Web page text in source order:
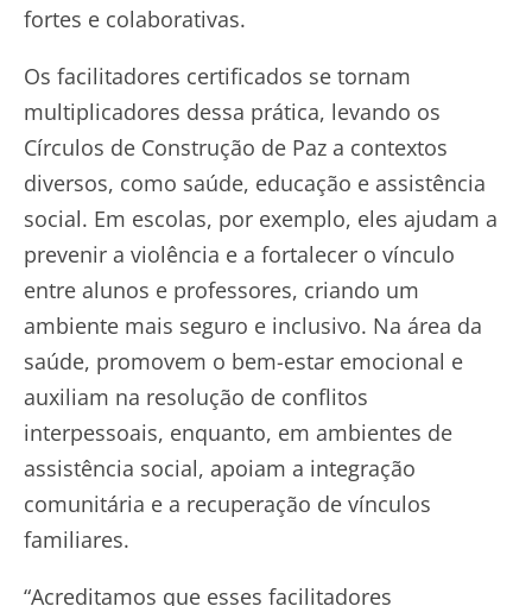
fortes e colaborativas.
Os facilitadores certificados se tornam
multiplicadores dessa prática, levando os
Círculos de Construção de Paz a contextos
diversos, como saúde, educação e assistência
social. Em escolas, por exemplo, eles ajudam a
prevenir a violência e a fortalecer o vínculo
entre alunos e professores, criando um
ambiente mais seguro e inclusivo. Na área da
saúde, promovem o bem-estar emocional e
auxiliam na resolução de conflitos
interpessoais, enquanto, em ambientes de
assistência social, apoiam a integração
comunitária e a recuperação de vínculos
familiares.
“Acreditamos que esses facilitadores